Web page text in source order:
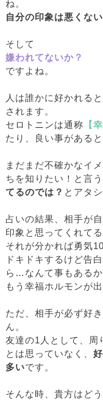
ね。
自分の印象は悪くな
そして
嫌われてないか？
ですよね。
人は誰かに好かれる
されます。
セロトニンは通称 【
たり、良い事がある
まだまだ不確かなイ
ちを知りたい！と言
てるのでは？ とアタ
占いの結果、相手が
印象と思ってくれてる
それが分かれば勇気
ドキドキするけど告
ら…なんて事もあるか
もう幸福ホルモンが
ただ、相手が必ず好
ん。
友達の1人として、周
とは思っていなく、
多いです。
そんな時、貴方はど